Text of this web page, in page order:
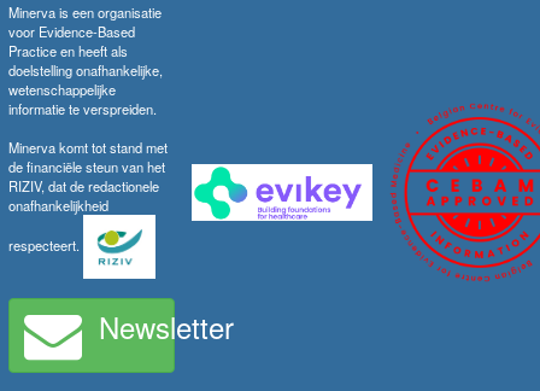
Minerva is een organisatie
voor Evidence-Based
Practice en heeft als
doelstelling onafhankelijke,
wetenschappelijke
informatie te verspreiden.
Minerva komt tot stand met
de financiële steun van het
RIZIV, dat de redactionele
onafhankelijkheid
respecteert.
Newsletter